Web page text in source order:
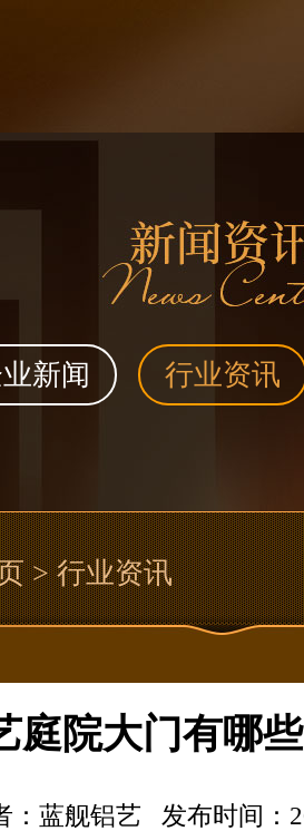
新闻 行业资讯
> 行业资讯
庭院大门有哪
：蓝舰铝艺 发布时间：